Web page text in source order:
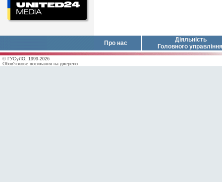
Про нас
Діяльність
Головного управління
© ГУСуЛО, 1999-2026
Обов'язкове посилання на джерело